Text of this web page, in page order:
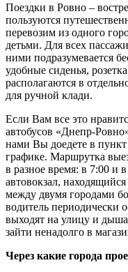
Поездки в Ровно –
пользуются
перевозим из одного
детьми. Для всех
ними подразумевается
удобные сиденья,
располагаются в
для ручной клади.
Если Вам все это
автобусов «Днепр-
нами Вы доедете в пункт
графике. Маршрутка
в разное время: в 7:00 и
автовокзал,
между двумя городами
водитель периодически
выходят на улицу и
зайти ненадолго в
Через какие города